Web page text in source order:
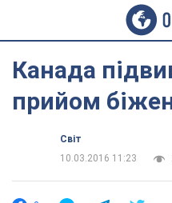
Канада
прийом
Світ
10.03.2016 11:23